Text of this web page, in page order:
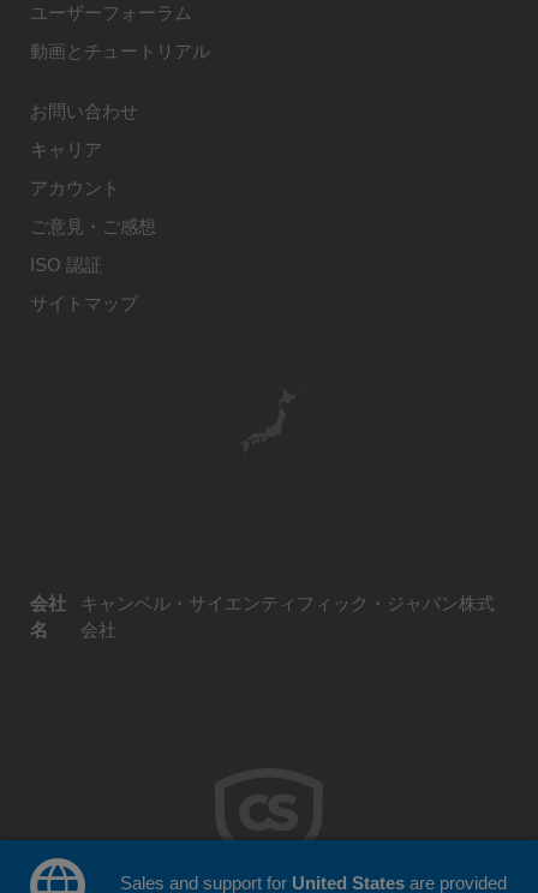
ユーザーフォーラム
動画とチュートリアル
お問い合わせ
キャリア
アカウント
ご意見・ご感想
ISO 認証
サイトマップ
会社
名
キャンベル・サイエンティフィック・ジャパン株式
会社
Sales and support for United Statesare provided